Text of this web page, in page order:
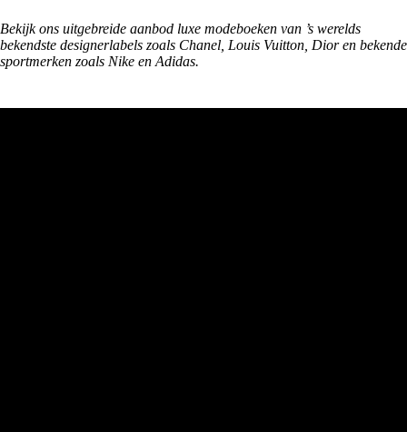
Bekijk ons uitgebreide aanbod luxe modeboeken van ’s werelds
bekendste designerlabels zoals Chanel, Louis Vuitton, Dior en bekende
sportmerken zoals Nike en Adidas.